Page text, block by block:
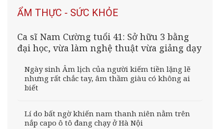
ẨM THỰC - SỨC KHỎE
Ca sĩ Nam Cường tuổi 41: Sở hữu 3 bằng
đại học, vừa làm nghệ thuật vừa giảng dạy
Ngày sinh Âm lịch của người kiếm tiền lặng lẽ
nhưng rất chắc tay, âm thầm giàu có không ai
biết
Lí do bất ngờ khiến nam thanh niên nằm trên
nắp capo ô tô đang chạy ở Hà Nội